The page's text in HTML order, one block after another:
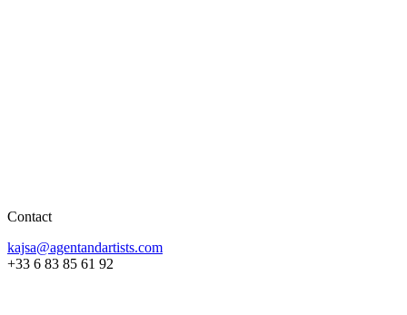
Contact
kajsa@agentandartists.com
+33 6 83 85 61 92